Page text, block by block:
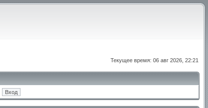
Текущее время: 06 авг 2026, 22:21